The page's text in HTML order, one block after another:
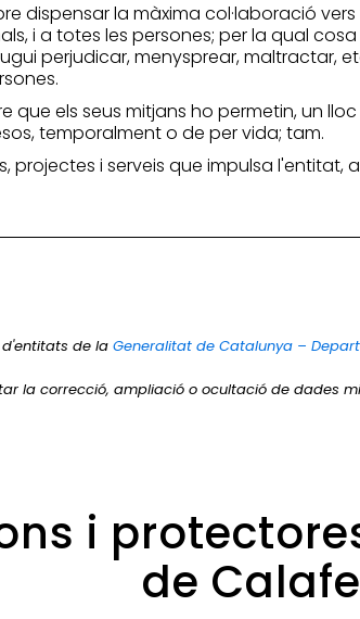
dispensar la màxima col·laboració
i a totes les persones; per la qual
perjudicar, menysprear, maltractar,
que els seus mitjans ho permetin, un
temporalment o de per vida; tam.
projectes i serveis que impulsa
de la Generalitat de Catalunya –
la correcció, ampliació o ocultació de dades
i
de